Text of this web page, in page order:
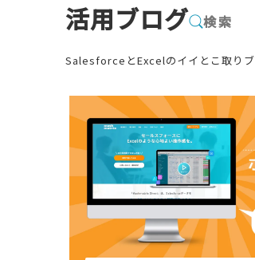
活用ブログ 検索
SalesforceとExcelのイイとこ取り